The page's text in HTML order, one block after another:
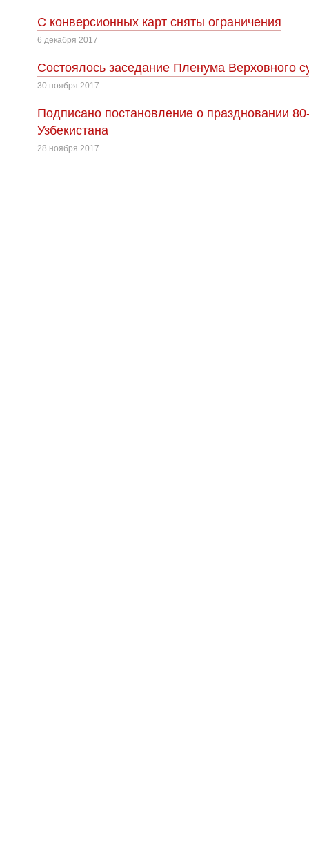
С конверсионных карт сняты ограничения
6 декабря 2017
Cостоялось заседание Пленума Верховного
30 ноября 2017
Подписано постановление о праздновании
Узбекистана
28 ноября 2017